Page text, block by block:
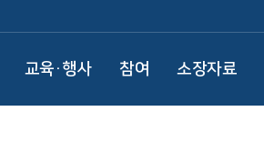
교육·행사 참여 소장자료